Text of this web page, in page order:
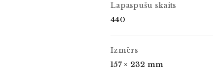
Lapaspušu skaits
440
Izmērs
157 × 232 mm